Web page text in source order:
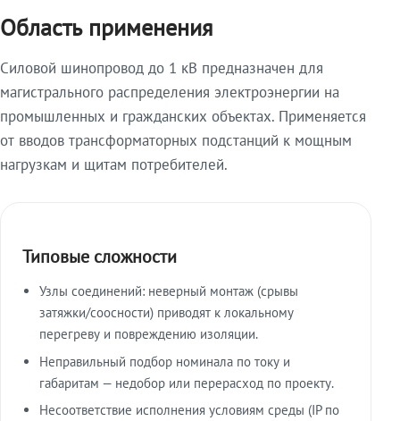
Область применения
Силовой шинопровод до 1 кВ предназначен для
магистрального распределения электроэнергии на
промышленных и гражданских объектах. Применяется
от вводов трансформаторных подстанций к мощным
нагрузкам и щитам потребителей.
Типовые сложности
Узлы соединений: неверный монтаж (срывы
затяжки/соосности) приводят к локальному
перегреву и повреждению изоляции.
Неправильный подбор номинала по току и
габаритам — недобор или перерасход по проекту.
Несоответствие исполнения условиям среды (IP по